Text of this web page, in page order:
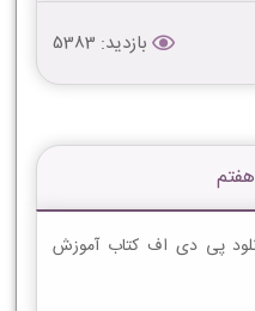
بازدید: 5383
پی دی اف کتاب آموزش